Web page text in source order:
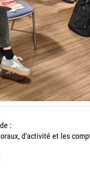
:
d’activité et les